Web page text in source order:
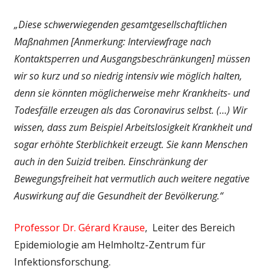
„Diese schwerwiegenden gesamtgesellschaftlichen
Maßnahmen [Anmerkung: Interviewfrage nach
Kontaktsperren und Ausgangsbeschränkungen] müssen
wir so kurz und so niedrig intensiv wie möglich halten,
denn sie könnten möglicherweise mehr Krankheits- und
Todesfälle erzeugen als das Coronavirus selbst. (…) Wir
wissen, dass zum Beispiel Arbeitslosigkeit Krankheit und
sogar erhöhte Sterblichkeit erzeugt. Sie kann Menschen
auch in den Suizid treiben. Einschränkung der
Bewegungsfreiheit hat vermutlich auch weitere negative
Auswirkung auf die Gesundheit der Bevölkerung.“
Professor Dr. Gérard Krause, Leiter des Bereich
Epidemiologie am Helmholtz-Zentrum für
Infektionsforschung.